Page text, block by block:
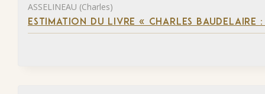
ASSELINEAU (Charles)
ESTIMATION DU LIVRE « CHARLES BAUDELAIRE